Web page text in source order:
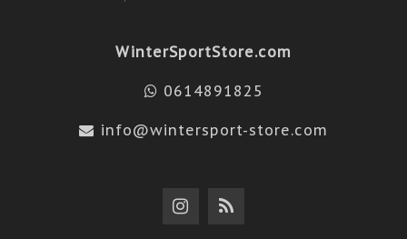
WinterSportStore.com
0614891825
info@wintersport-store.com